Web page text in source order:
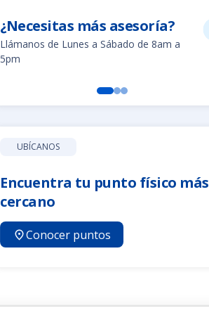
¿Necesitas más asesoría?
Llámanos de Lunes a Sábado de 8am a
5pm
UBÍCANOS
Encuentra tu punto físico más
cercano
Conocer puntos